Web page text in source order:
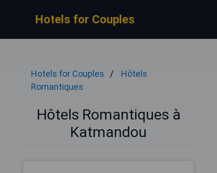
Hotels for Couples
Hotels for Couples
Hôtels
Romantiques
Hôtels Romantiques à
Katmandou